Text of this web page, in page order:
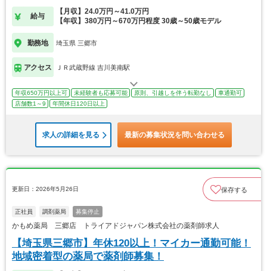
給与
【月収】24.0万円～41.0万円
【年収】380万円～670万円程度 30歳～50歳モデル
勤務地 埼玉県 三郷市
アクセス ＪＲ武蔵野線 吉川美南駅
年収650万円以上可 未経験者も応募可能 原則、引越しを伴う転勤なし
車通勤可
店舗数1～9
年間休日120日以上
求人の詳細を見る 最新の募集状況を問い合わせる
更新日：2026年5月26日 保存する
正社員 調剤薬局 募集停止
かもめ薬局 三郷店 トライアドジャパン株式会社の薬剤師求人
【埼玉県三郷市】年休120以上！マイカー通勤可能！
地域密着型の薬局で薬剤師募集！